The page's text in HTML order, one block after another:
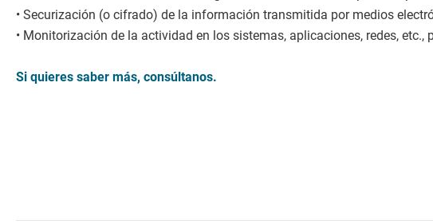
• Securización (o cifrado) de la información transmitida por medios
• Monitorización de la actividad en los sistemas, aplicaciones, redes,
Si quieres saber más, consúltanos.